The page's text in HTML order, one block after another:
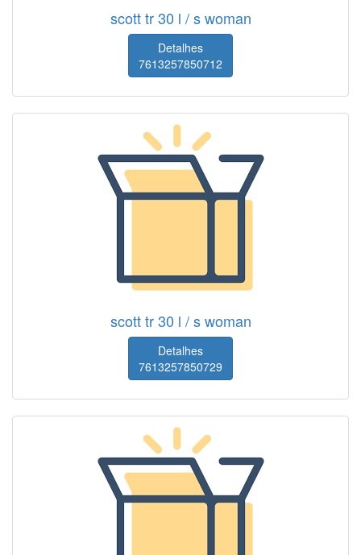
scott tr 30 l / s woman
Detalhes
7613257850712
scott tr 30 l / s woman
Detalhes
7613257850729